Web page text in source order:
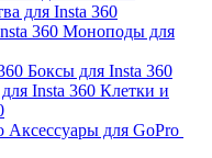
для Insta 360
Моноподы для
Боксы для Insta 360
Клетки и
Аксессуары для GoPro